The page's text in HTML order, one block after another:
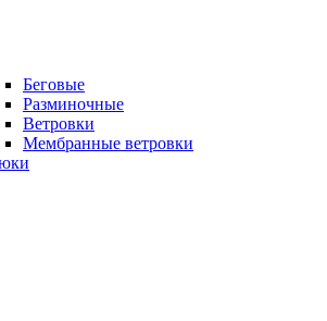
Беговые
Разминочные
Ветровки
Мембранные ветровки